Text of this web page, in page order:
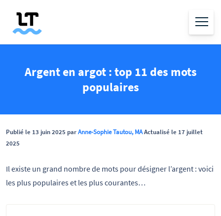
Argent en argot : top 11 des mots
populaires
Publié le 13 juin 2025 parAnne-Sophie Tautou, MAActualisé le 17 juillet
2025
Il existe un grand nombre de mots pour désigner l’argent : voici
les plus populaires et les plus courantes…